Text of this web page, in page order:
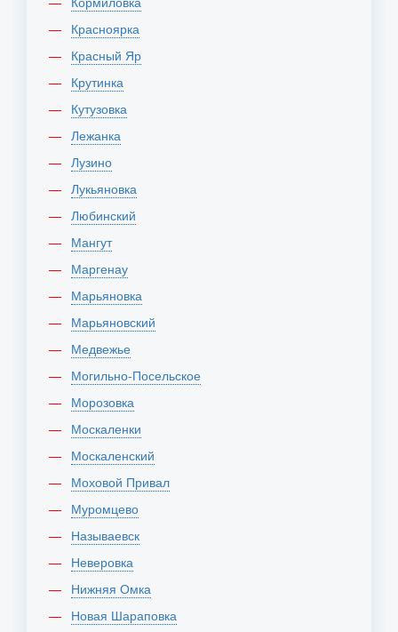
Красноярка
Красный Яр
Крутинка
Кутузовка
Лежанка
Лузино
Лукьяновка
Любинский
Мангут
Маргенау
Марьяновка
Марьяновский
Медвежье
Могильно-Посельское
Морозовка
Москаленки
Москаленский
Моховой Привал
Муромцево
Называевск
Неверовка
Нижняя Омка
Новая Шараповка